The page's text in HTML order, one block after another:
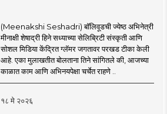
(Meenakshi Seshadri) बॉलिवूडची ज्येष्ठ अभिनेत्री
मीनाक्षी शेषाद्री हिने सध्याच्या सेलिब्रिटी संस्कृती आणि
सोशल मिडिया केंद्रित ग्लॅमर जगतावर परखड टीका केली
आहे. एका मुलाखतीत बोलताना तिने सांगितले की, आजच्या
काळात काम आणि अभिनयपेक्षा चर्चेत राहणे ..
१८ मे २०२६